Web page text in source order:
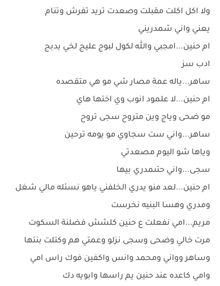
ولا اكل اكلت مقبلت وصعدت تريد تفرش وتنام
يعني واني شمدريني
ام حنين...امجبي والله لكول لبوج عليج لخي يدبج
ادب سز
ساهر...ياله عمة مصار شي مو هي متقصده
ام حنين...لا علمود انوب وي اختها هاي
مو ضحى وياج وين متروح سجى تروح
ساهر...واني ست سجاوي مو يومه ترحين
وياها شو اليوم مصعدتي
سجى...واني حتىمدري بيها
ام حنين...لعد منو يدري الخلفني ياهو نسئله مالي شغل
ومدري وهسا البنيه نخرست
مريم...امي نفعلت ع حنين كلشش فضلنة السكوت
مرت خالي وضحى وسجى نزلو وعمتي هم وكتلت بنتها
وساهر وواني ومحمد وانس واكفين فوك راس امي
وامي كاعده عند حنين يم راسها وابويه دك